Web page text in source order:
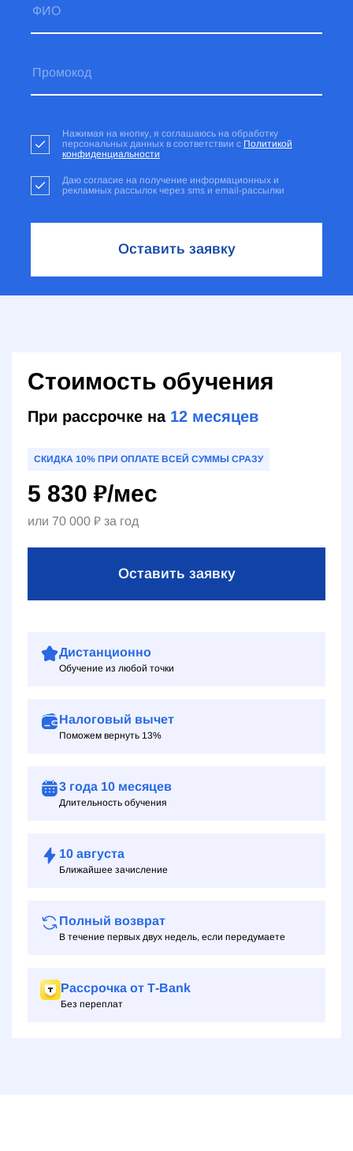
Нажимая на кнопку, я соглашаюсь на обработку
персональных данных в соответствии с Политикой
конфиденциальности
Даю согласие на получение информационных и
рекламных рассылок через sms и email-рассылки
Оставить заявку
Стоимость обучения
При рассрочке на 12 месяцев
СКИДКА 10% ПРИ ОПЛАТЕ ВСЕЙ СУММЫ СРАЗУ
5 830 ₽/мес
или 70 000 ₽ за год
Оставить заявку
Дистанционно
Обучение из любой точки
Налоговый вычет
Поможем вернуть 13%
3 года 10 месяцев
Длительность обучения
10 августа
Ближайшее зачисление
Полный возврат
В течение первых двух недель, если передумаете
Рассрочка от Т‑Bank
Без переплат